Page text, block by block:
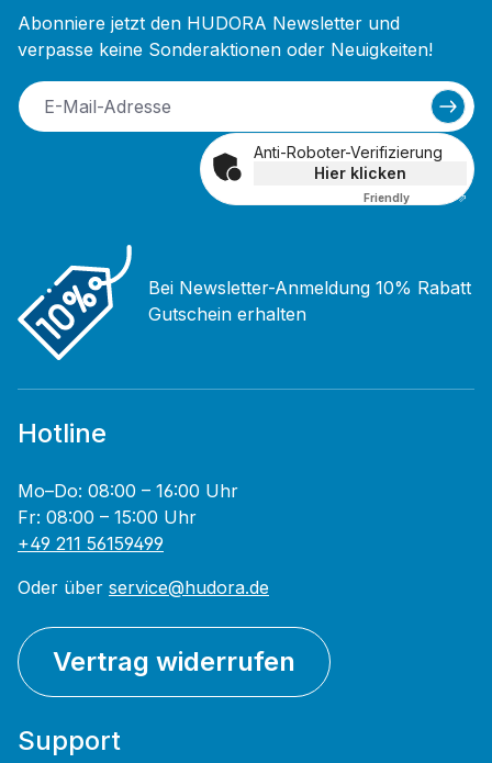
Abonniere jetzt den HUDORA Newsletter und
verpasse keine Sonderaktionen oder Neuigkeiten!
Anti-Roboter-Verifizierung
Hier klicken
Friendly Captcha ⇗
Bei Newsletter-Anmeldung 10% Rabatt
Gutschein erhalten
Hotline
Mo–Do: 08:00 – 16:00 Uhr
Fr: 08:00 – 15:00 Uhr
+49 211 56159499
Oder über service@hudora.de
Vertrag widerrufen
Support